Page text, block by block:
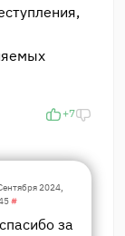
+7
2024,
#
за